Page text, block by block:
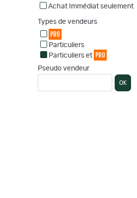
Achat Immédiat seulement
Types de vendeurs
PRO
Particuliers
Particuliers et PRO
Pseudo vendeur
OK